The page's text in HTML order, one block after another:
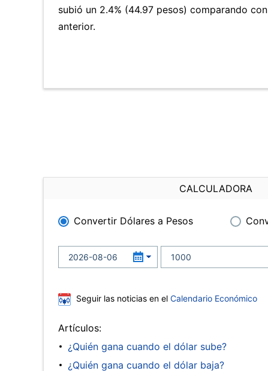
subió un 2.4% (44.97 pesos) comparando
anterior.
CALCULADORA
Convertir Dólares a Pesos
Seguir las noticias en el Calendario Económico
Artículos:
¿Quién gana cuando el dólar sube?
¿Quién gana cuando el dólar baja?